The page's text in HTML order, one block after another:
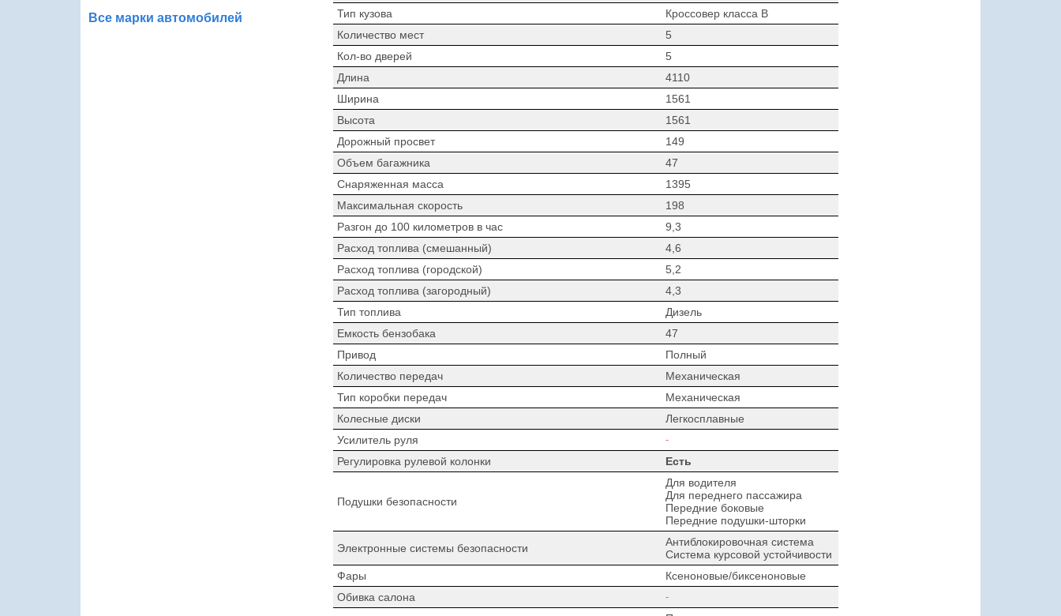
Все марки автомобилей
Тип кузова
Кроссовер класса B
Количество мест
5
Кол-во дверей
5
Длина
4110
Ширина
1561
Высота
1561
Дорожный просвет
149
Объем багажника
47
Снаряженная масса
1395
Максимальная скорость
198
Разгон до 100 километров в час
9,3
Расход топлива (смешанный)
4,6
Расход топлива (городской)
5,2
Расход топлива (загородный)
4,3
Тип топлива
Дизель
Емкость бензобака
47
Привод
Полный
Количество передач
Механическая
Тип коробки передач
Механическая
Колесные диски
Легкосплавные
Усилитель руля
-
Регулировка рулевой колонки Есть
Подушки безопасности
Для водителя
Для переднего пассажира
Передние боковые
Передние подушки-шторки
Электронные системы безопасности
Антиблокировочная система
Система курсовой устойчивости
Фары
Ксеноновые/биксеноновые
Обивка салона
-